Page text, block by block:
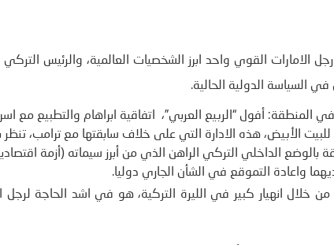
القوي واحد ابرز الشخصيات العالمية، والرئيس التركي
في السياسة الدولية الحالية.
المنطقة: أفول “الربيع العربي”، اتفاقية ابراهام والتطبيع مع
الأبيض، هذه الادارة التي على خلاف سابقتها مع ترامب، تنظر
بالوضع الداخلي التركي الراهن الذي من أبرز سيماته (أزمة
واعادة التموقع في الشأن الجاري دوليا.
خلال انهيار كبير في الليرة التركية، هو في اشد الحاجة لرجل